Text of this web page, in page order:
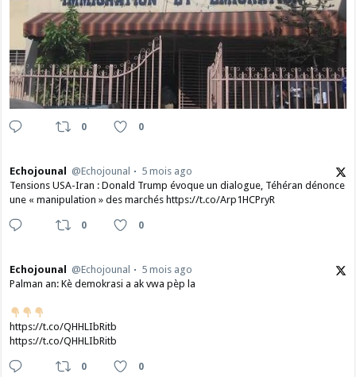
0 0
Echojounal @Echojounal
5 mois ago
Tensions USA-Iran : Donald Trump évoque un dialogue, Téhéran dénonce
une « manipulation » des marchés https://t.co/Arp1HCPryR
0 0
Echojounal @Echojounal
5 mois ago
Palman an: Kè demokrasi a ak vwa pèp la
https://t.co/QHHLIbRitb
https://t.co/QHHLIbRitb
0 0